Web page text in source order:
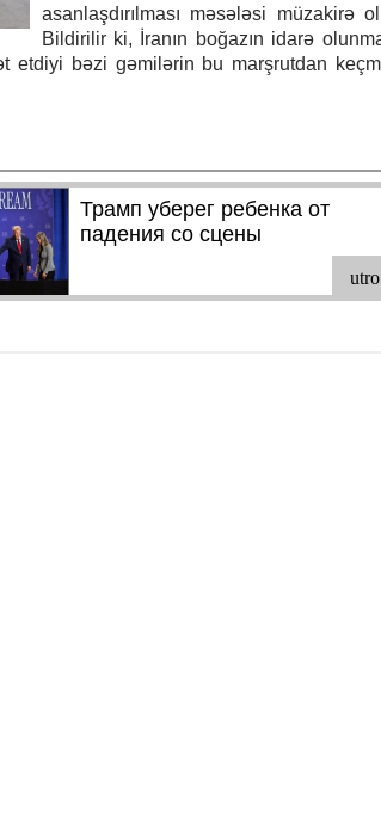
asanlaşdırılması məsələsi müzakirə
Bildirilir ki, İranın boğazın idarə
etdiyi bəzi gəmilərin bu marşrutdan